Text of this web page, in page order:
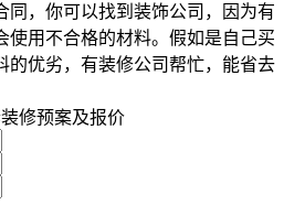
同，你可以找到装饰公司，因为有
使用不合格的材料。假如是自己买
的优劣，有装修公司帮忙，能省去
修预案及报价